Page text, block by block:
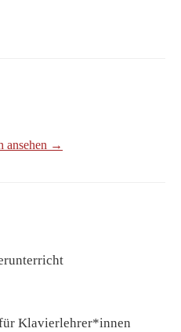
ansehen →
Klavierlehrer*innen